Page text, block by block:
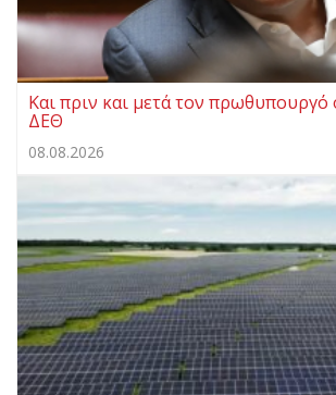
Και πριν και μετά τον πρωθυπουργό
ΔΕΘ
08.08.2026